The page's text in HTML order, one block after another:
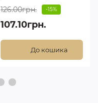
126.00грн. -15%
107.10грн.
До кошика